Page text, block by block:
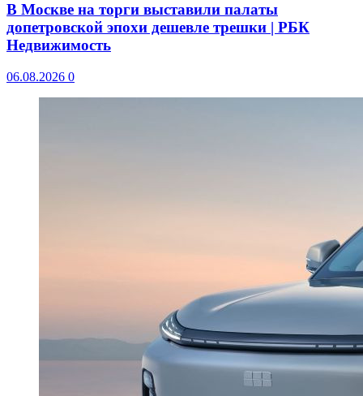
В Москве на торги выставили палаты
допетровской эпохи дешевле трешки | РБК
Недвижимость
06.08.2026 0